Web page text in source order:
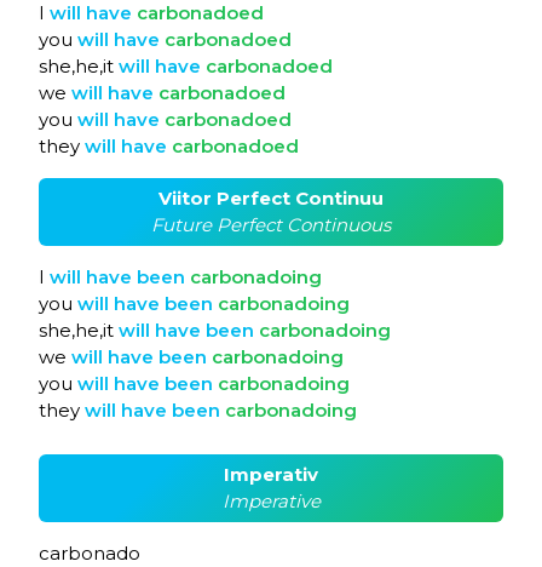
I will have carbonadoed
you will have carbonadoed
she,he,it will have carbonadoed
we will have carbonadoed
you will have carbonadoed
they will have carbonadoed
Viitor Perfect Continuu
Future Perfect Continuous
I will have been carbonadoing
you will have been carbonadoing
she,he,it will have been carbonadoing
we will have been carbonadoing
you will have been carbonadoing
they will have been carbonadoing
Imperativ
Imperative
carbonado